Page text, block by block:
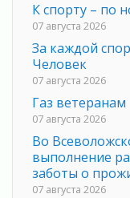
К спорту – по
07 августа 2026
За каждой
Человек
07 августа 2026
Газ ветеранам
07 августа 2026
Во
выполнение
заботы о
07 августа 2026